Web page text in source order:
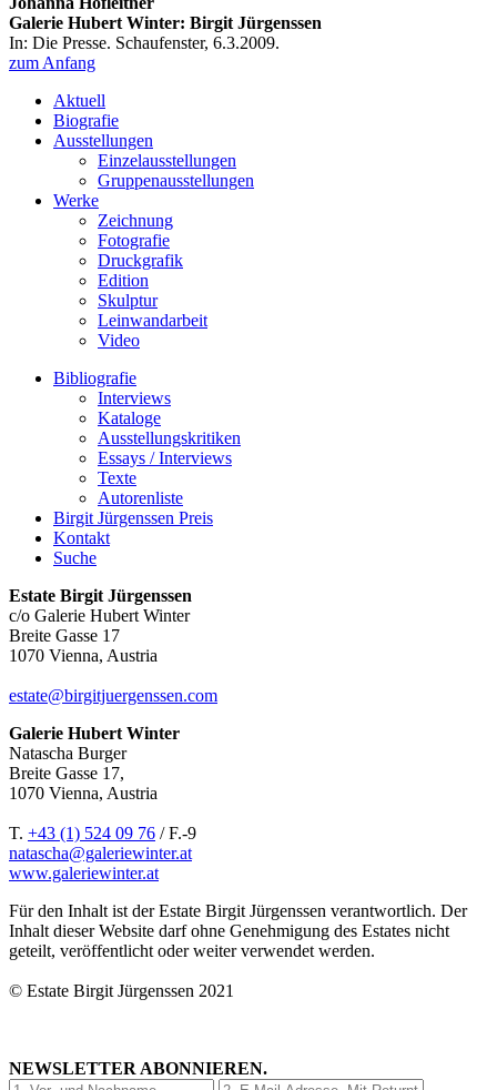
Galerie Hubert Winter: Birgit Jürgenssen
In: Die Presse. Schaufenster, 6.3.2009.
zum Anfang
Aktuell
Biografie
Ausstellungen
Einzelausstellungen
Gruppenausstellungen
Werke
Zeichnung
Fotografie
Druckgrafik
Edition
Skulptur
Leinwandarbeit
Video
Bibliografie
Interviews
Kataloge
Ausstellungskritiken
Essays / Interviews
Texte
Autorenliste
Birgit Jürgenssen Preis
Kontakt
Suche
Estate Birgit Jürgenssen
c/o Galerie Hubert Winter
Breite Gasse 17
1070 Vienna, Austria
estate@birgitjuergenssen.com
Galerie Hubert Winter
Natascha Burger
Breite Gasse 17,
1070 Vienna, Austria
T. +43 (1) 524 09 76 / F.-9
natascha@galeriewinter.at
www.galeriewinter.at
Für den Inhalt ist der Estate Birgit Jürgenssen verantwortlich. Der
Inhalt dieser Website darf ohne Genehmigung des Estates nicht
geteilt, veröffentlicht oder weiter verwendet werden.
© Estate Birgit Jürgenssen 2021
NEWSLETTER ABONNIEREN.